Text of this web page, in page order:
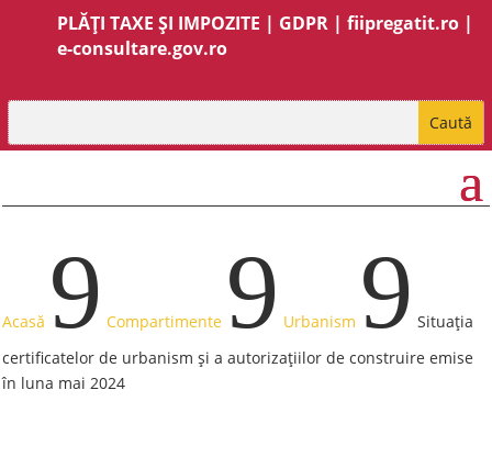
PLĂȚI TAXE ȘI IMPOZITE | GDPR |fiipregatit.ro |
e-consultare.gov.ro
Acasă 9 Compartimente 9 Urbanism 9 Situația
certificatelor de urbanism și a autorizațiilor de construire emise
în luna mai 2024